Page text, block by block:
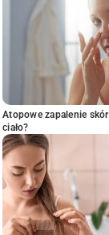
Atopowe zapalenie
ciało?